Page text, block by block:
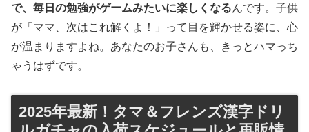
で、毎日の勉強がゲームみたいに楽しくなるんです。子供
が「ママ、次はこれ解くよ！」って目を輝かせる姿に、心
が温まりますよね。あなたのお子さんも、きっとハマっち
ゃうはずです。
2025年最新！タマ＆フレンズ漢字ドリ